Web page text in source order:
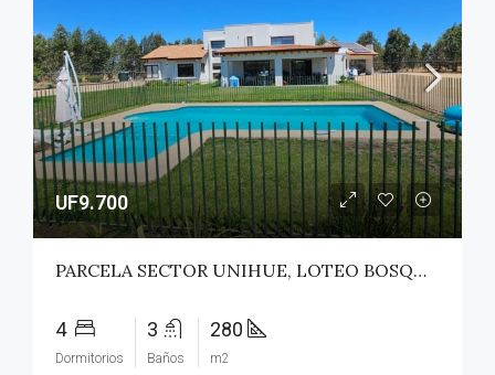
UF9.700
PARCELA SECTOR UNIHUE, LOTEO BOSQUES DEL VALLE – MAULE
4
Dormitorios
3
Baños
280
m2